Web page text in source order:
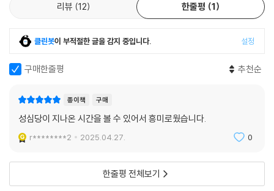
성심당을 칭찬하는 목소리가 많다. 창업과 함께 시작된 나눔의 실천과 지
역사회에 대한 헌신, 그리고 눈부신 혁신과 위기 극복으로 대전뿐만 아니
024년 초에는 성심당의 전년도 영업이익이 대기업을 앞질렀다는 뉴스로
니다. 기업은 경영자만 잘하면 만사형통으로 굴러가는 단순한 조직이 아니
성심당의 중심에는 ‘노동’이 있다. 사장부터 말단 직원에 이르기까지 성심
당 사람들은 하나같이 우직하게 일한다. 그 노동을 소중하게 여긴다. 성심
말단 직원에게 미루는 대신 상급자가 먼저 나서서 떠안는다. 직원 인사고
과의 40%를 차지하는 항목이 ‘사랑’인 것도 성심당의 노동 중심 경영에서
리뷰 12 한줄평 1
클린봇이 부적절한 글을 감지 중입니다. 설정
구매한줄평 추천순
종이책 구매
성심당이 지나온 시간을 볼 수 있어서 흥미로웠습니다.
r********2 2025.04.27. 0
한줄평 전체보기